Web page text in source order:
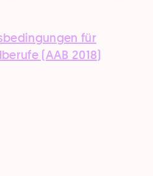
für
(AAB 2018)